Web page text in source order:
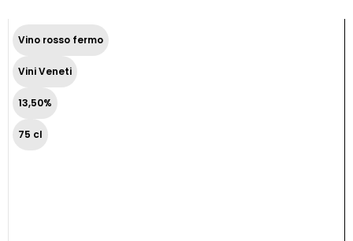
Vino rosso fermo
Vini Veneti
13,50%
75 cl